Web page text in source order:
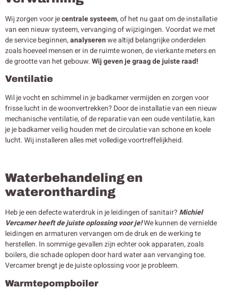
Wij zorgen voor jecentrale systeem, of het nu gaat om de installatie
van een nieuw systeem, vervanging of wijzigingen. Voordat we met
de service beginnen,analyserenwe altijd belangrijke onderdelen
zoals hoeveel mensen er in de ruimte wonen, de vierkante meters en
de grootte van het gebouw.Wij geven je graag de juiste raad!
Ventilatie
Wil je vocht en schimmel in je badkamer vermijden en zorgen voor
frisse lucht in de woonvertrekken? Door de installatie van een nieuw
mechanische ventilatie, of de reparatie van een oude ventilatie, kan
je je badkamer veilig houden met de circulatie van schone en koele
lucht. Wij installeren alles met volledige voortreffelijkheid.
Waterbehandeling en
waterontharding
Heb je een defecte waterdruk in je leidingen of sanitair? Michiel
Vercamer heeft de juiste oplossing voor je!We kunnen de vernielde
leidingen en armaturen vervangen om de druk en de werking te
herstellen. In sommige gevallen zijn echter ook apparaten, zoals
boilers, die schade oplopen door hard water aan vervanging toe.
Vercamer brengt je de juiste oplossing voor je probleem.
Warmtepompboiler